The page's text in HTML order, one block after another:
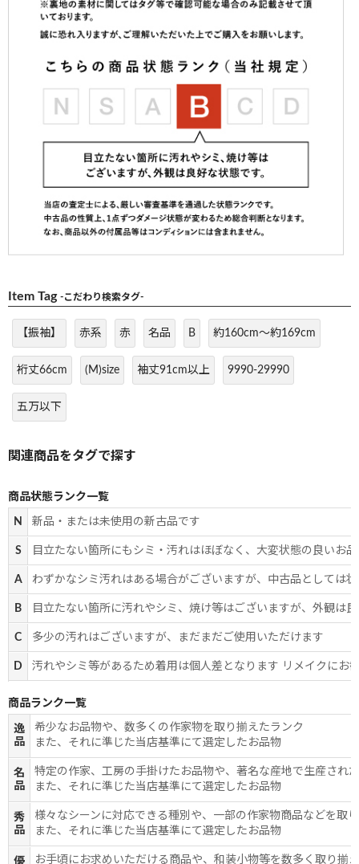
Item Tag -こだわり検索タグ-
【振袖】 赤系 赤 名品 B 約160cm～約169cm
裄丈66cm (M)size 袖丈91cm以上 9990-29990
五万以下
商品状態ランク一覧
N 新品・または未使用の新古品です
S 目立たない箇所にもシミ・汚れはほぼなく、大変状態の良いお
A わずかなシミ汚れはある場合がございますが、中古品としては
B 目立たない箇所に汚れやシミ、焼け等はございますが、外観は
C 多少の汚れはございますが、まだまだご使用いただけます
D 汚れやシミ等があるため着用は個人差となります リメイクにお
商品ランク一覧
逸
品
希少なお品物や、数多くの作家物を取り揃えたランク
また、それに準じた当店基準にて選定したお品物
名
品
特定の作家、工房の手掛けたお品物や、著名な産地で生産され
また、それに準じた当店基準にて選定したお品物
秀
品
様々なシーンに対応できる種別や、一部の作家物商品などを取
また、それに準じた当店基準にて選定したお品物
お手頃にお求めいただける商品や、和装小物等を数多く取り揃